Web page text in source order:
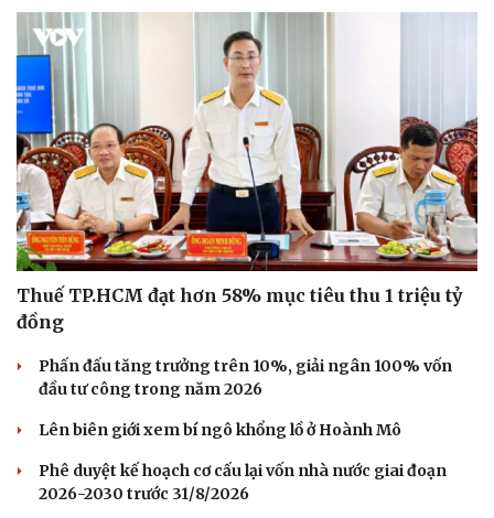
Thuế TP.HCM đạt hơn 58% mục tiêu thu 1 triệu tỷ
đồng
Phấn đấu tăng trưởng trên 10%, giải ngân 100% vốn
đầu tư công trong năm 2026
Lên biên giới xem bí ngô khổng lồ ở Hoành Mô
Phê duyệt kế hoạch cơ cấu lại vốn nhà nước giai đoạn
2026-2030 trước 31/8/2026